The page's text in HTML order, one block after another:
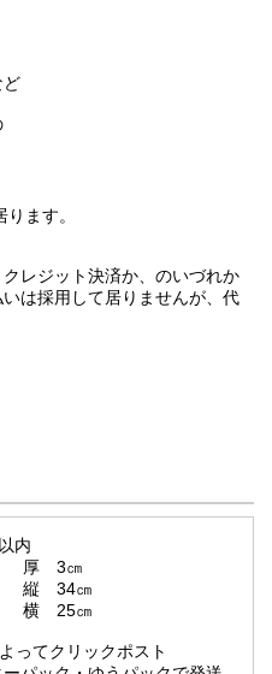
ど
ます。
レジット決済か、のいづれか
は採用して居りませんが、代
内
ってクリックポスト